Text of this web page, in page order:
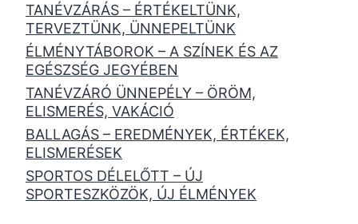
TANÉVZÁRÁS – ÉRTÉKELTÜNK,
TERVEZTÜNK, ÜNNEPELTÜNK
ÉLMÉNYTÁBOROK – A SZÍNEK ÉS AZ
EGÉSZSÉG JEGYÉBEN
TANÉVZÁRÓ ÜNNEPÉLY – ÖRÖM,
ELISMERÉS, VAKÁCIÓ
BALLAGÁS – EREDMÉNYEK, ÉRTÉKEK,
ELISMERÉSEK
SPORTOS DÉLELŐTT – ÚJ
SPORTESZKÖZÖK, ÚJ ÉLMÉNYEK